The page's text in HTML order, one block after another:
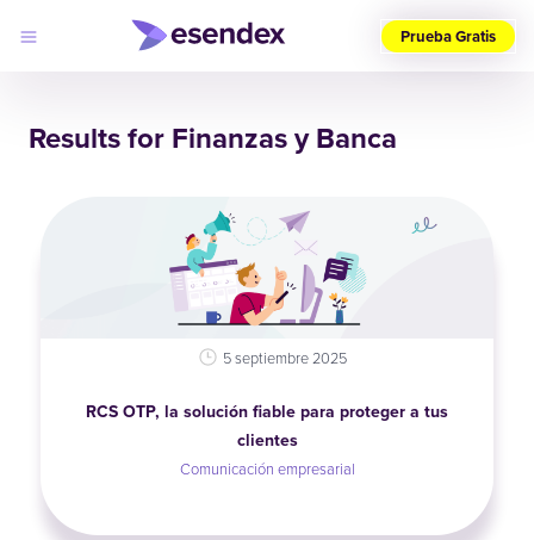
país
Prueba Gratis
Results for Finanzas y Banca
5 septiembre 2025
RCS OTP, la solución fiable para proteger a tus
clientes
Comunicación empresarial